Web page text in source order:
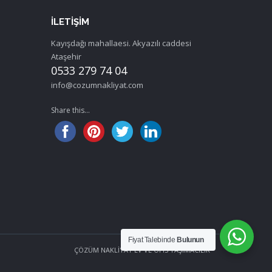
İLETIŞIM
Kayışdağı mahallaesi. Akyazılı caddesi
Ataşehir
0533 279 74 04
info@cozumnakliyat.com
Share this...
ÇÖZÜM NAKLİYAT EV VE OFİS TAŞIMACILIK
Fiyat Talebinde Bulunun